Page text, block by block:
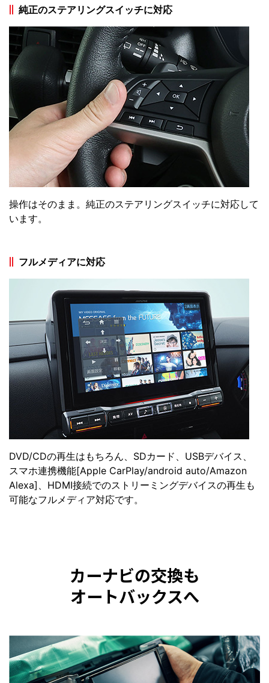
純正のステアリングスイッチに対応
操作はそのまま。純正のステアリングスイッチに対応して
います。
フルメディアに対応
DVD/CDの再生はもちろん、SDカード、USBデバイス、
スマホ連携機能[Apple CarPlay/android auto/Amazon
Alexa]、HDMI接続でのストリーミングデバイスの再生も
可能なフルメディア対応です。
カーナビの交換も
オートバックスへ